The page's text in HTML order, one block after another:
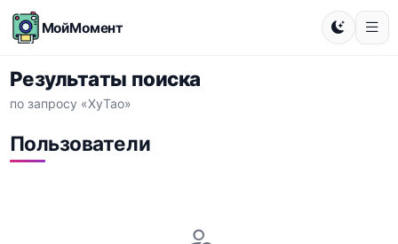
МойМомент
Результаты поиска
по запросу «ХуТао»
Пользователи